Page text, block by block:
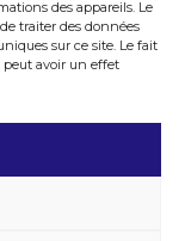
des appareils. Le
traiter des données
sur ce site. Le fait
avoir un effet